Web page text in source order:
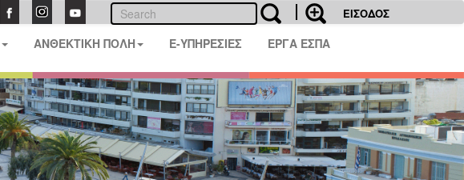
ΕΙΣΟΔΟΣ
ΑΝΘΕΚΤΙΚΗ ΠΟΛΗ E-ΥΠΗΡΕΣΙΕΣ ΕΡΓΑ ΕΣΠΑ